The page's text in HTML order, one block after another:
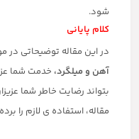
شود.
کلام پایانی
در این مقاله توضیحاتی در
آهن و میلگرد، خدمت شما
بتواند رضایت خاطر شما
مقاله، استفاده ی لازم را